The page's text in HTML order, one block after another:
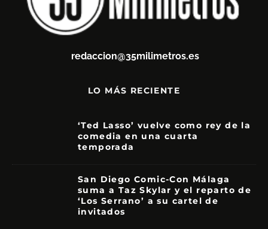
redaccion@35milimetros.es
LO MÁS RECIENTE
‘Ted Lasso’ vuelve como rey de la
comedia en una cuarta
temporada
San Diego Comic-Con Málaga
suma a Taz Skylar y el reparto de
‘Los Serrano’ a su cartel de
invitados